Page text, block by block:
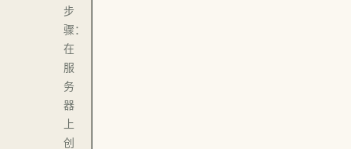
步
骤：
在
服
务
器
上
创